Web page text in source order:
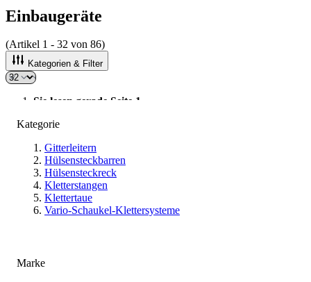
Kategorie
Gitterleitern
Hülsensteckbarren
Hülsensteckreck
Kletterstangen
Klettertaue
Vario-Schaukel-Klettersysteme
Marke
Einbaugeräte
(Artikel 1 - 32 von 86)
Kategorien & Filter
Sie lesen gerade Seite 1
Seite 3
Sortieren nach